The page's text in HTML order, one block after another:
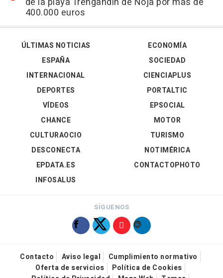
400.000 euros
ÚLTIMAS NOTICIAS
ESPAÑA
INTERNACIONAL
DEPORTES
VÍDEOS
ECONOMÍA
SOCIEDAD
CIENCIAPLUS
PORTALTIC
EPSOCIAL
CHANCE
CULTURAOCIO
DESCONECTA
EPDATA.ES
INFOSALUS
MOTOR
TURISMO
NOTIMÉRICA
CONTACTOPHOTO
SÍGUENOS
Contacto Aviso legal
Cumplimiento normativo
Oferta de servicios
Política de Cookies